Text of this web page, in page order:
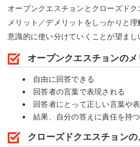
オープンクエスチョンとクローズドク
メリット／デメリットをしっかりと理
意識的に使い分けていくことが望まし
オープンクエスチョンのメ
自由に回答できる
回答者の言葉で表現される
回答者にとって正しい言葉や
結果、自分の答えに責任を持
クローズドクエスチョンの